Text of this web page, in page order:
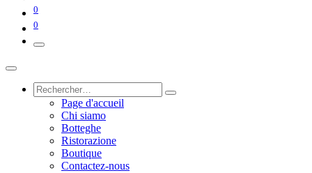
0
0
Page d'accueil
Chi siamo
Botteghe
Ristorazione
Boutique
Contactez-nous